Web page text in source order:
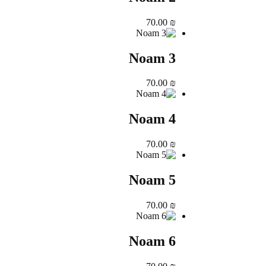
70.00 ₪
Noam 3
70.00 ₪
Noam 4
70.00 ₪
Noam 5
70.00 ₪
Noam 6